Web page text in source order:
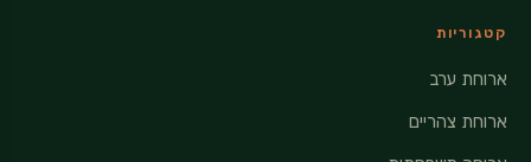
קטגוריות
ארוחת ערב
ארוחת צהריים